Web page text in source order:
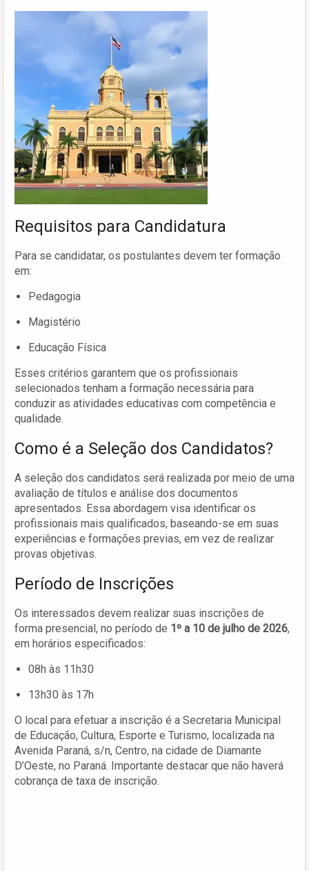
Requisitos para Candidatura
Para se candidatar, os postulantes devem ter formação
em:
Pedagogia
Magistério
Educação Física
Esses critérios garantem que os profissionais
selecionados tenham a formação necessária para
conduzir as atividades educativas com competência e
qualidade.
Como é a Seleção dos Candidatos?
A seleção dos candidatos será realizada por meio de uma
avaliação de títulos e análise dos documentos
apresentados. Essa abordagem visa identificar os
profissionais mais qualificados, baseando-se em suas
experiências e formações previas, em vez de realizar
provas objetivas.
Período de Inscrições
Os interessados devem realizar suas inscrições de
forma presencial, no período de 1º a 10 de julho de 2026,
em horários especificados:
08h às 11h30
13h30 às 17h
O local para efetuar a inscrição é a Secretaria Municipal
de Educação, Cultura, Esporte e Turismo, localizada na
Avenida Paraná, s/n, Centro, na cidade de Diamante
D’Oeste, no Paraná. Importante destacar que não haverá
cobrança de taxa de inscrição.